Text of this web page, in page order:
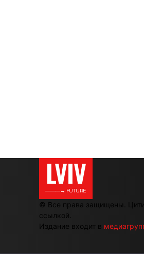
LVIV
———→ FUTURE
© Все права защищены.
ссылкой.
Издание входит в